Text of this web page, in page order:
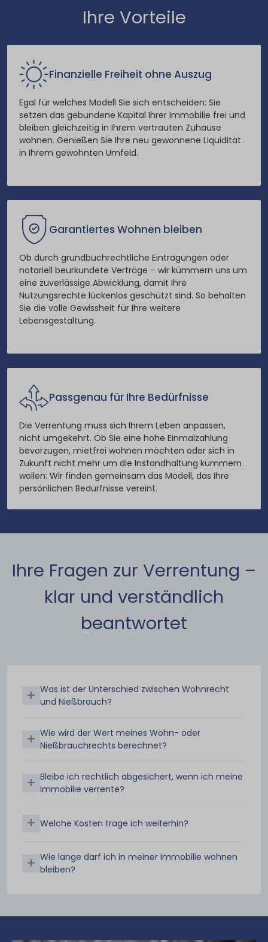
Ihre Vorteile
Finanzielle Freiheit ohne Auszug
Egal für welches Modell Sie sich entscheiden: Sie
setzen das gebundene Kapital Ihrer Immobilie frei und
bleiben gleichzeitig in Ihrem vertrauten Zuhause
wohnen. Genießen Sie Ihre neu gewonnene Liquidität
in Ihrem gewohnten Umfeld.
Garantiertes Wohnen bleiben
Ob durch grundbuchrechtliche Eintragungen oder
notariell beurkundete Verträge – wir kümmern uns um
eine zuverlässige Abwicklung, damit Ihre
Nutzungsrechte lückenlos geschützt sind. So behalten
Sie die volle Gewissheit für Ihre weitere
Lebensgestaltung.
Passgenau für Ihre Bedürfnisse
Die Verrentung muss sich Ihrem Leben anpassen,
nicht umgekehrt. Ob Sie eine hohe Einmalzahlung
bevorzugen, mietfrei wohnen möchten oder sich in
Zukunft nicht mehr um die Instandhaltung kümmern
wollen: Wir finden gemeinsam das Modell, das Ihre
persönlichen Bedürfnisse vereint.
Ihre Fragen zur Verrentung –
klar und verständlich
beantwortet
+ Was ist der Unterschied zwischen Wohnrecht
und Nießbrauch?
+ Wie wird der Wert meines Wohn- oder
Nießbrauchrechts berechnet?
+ Bleibe ich rechtlich abgesichert, wenn ich meine
Immobilie verrente?
+ Welche Kosten trage ich weiterhin?
+ Wie lange darf ich in meiner Immobilie wohnen
bleiben?